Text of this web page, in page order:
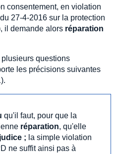
consentement, en violation
27-4-2016 sur la protection
il demande alors réparation
questions
les précisions suivantes
qu'il faut, pour que la
réparation, qu'elle
; la simple violation
ne suffit ainsi pas à